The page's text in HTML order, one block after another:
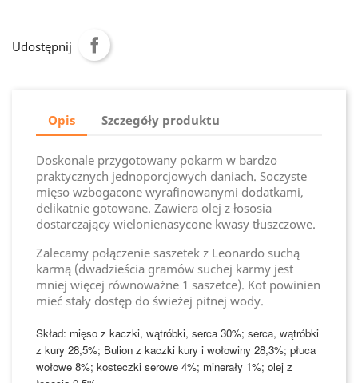
Udostępnij
Opis Szczegóły produktu
Doskonale przygotowany pokarm w bardzo
praktycznych jednoporcjowych daniach. Soczyste
mięso wzbogacone wyrafinowanymi dodatkami,
delikatnie gotowane. Zawiera olej z łososia
dostarczający wielonienasycone kwasy tłuszczowe.
Zalecamy połączenie saszetek z Leonardo suchą
karmą (dwadzieścia gramów suchej karmy jest
mniej więcej równoważne 1 saszetce). Kot powinien
mieć stały dostęp do świeżej pitnej wody.
Skład: mięso z kaczki, wątróbki, serca 30%; serca, wątróbki
z kury 28,5%; Bulion z kaczki kury i wołowiny 28,3%; płuca
wołowe 8%; kosteczki serowe 4%; minerały 1%; olej z